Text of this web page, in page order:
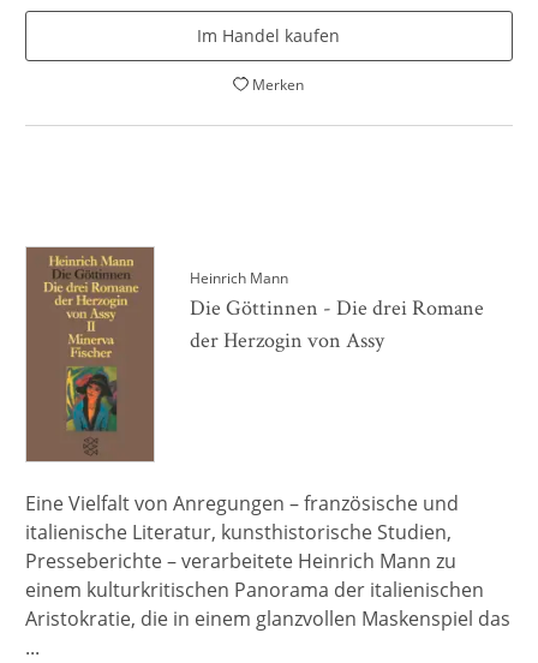
Im Handel kaufen
Merken
Heinrich Mann
Die Göttinnen - Die drei Romane
der Herzogin von Assy
Eine Vielfalt von Anregungen – französische und
italienische Literatur, kunsthistorische Studien,
Presseberichte – verarbeitete Heinrich Mann zu
einem kulturkritischen Panorama der italienischen
Aristokratie, die in einem glanzvollen Maskenspiel das
...